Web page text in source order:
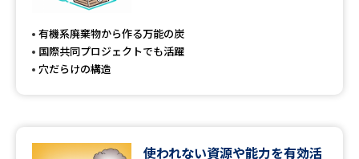
有機系廃棄物から作る万能の炭
国際共同プロジェクトでも活躍
穴だらけの構造
使われない資源や能力を有効活